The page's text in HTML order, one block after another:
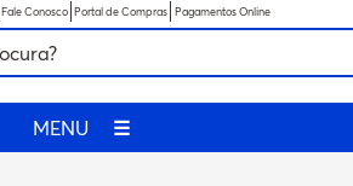
Fale Conosco Portal de Compras Pagamentos Online
MENU ☰